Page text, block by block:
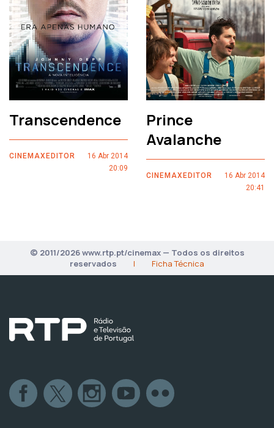
Transcendence
CINEMAXEDITOR
16 Abr 2014
20:09
Prince
Avalanche
CINEMAXEDITOR
16 Abr 2014
20:41
© 2011/2026 www.rtp.pt/cinemax — Todos os direitos
reservados
| Ficha Técnica